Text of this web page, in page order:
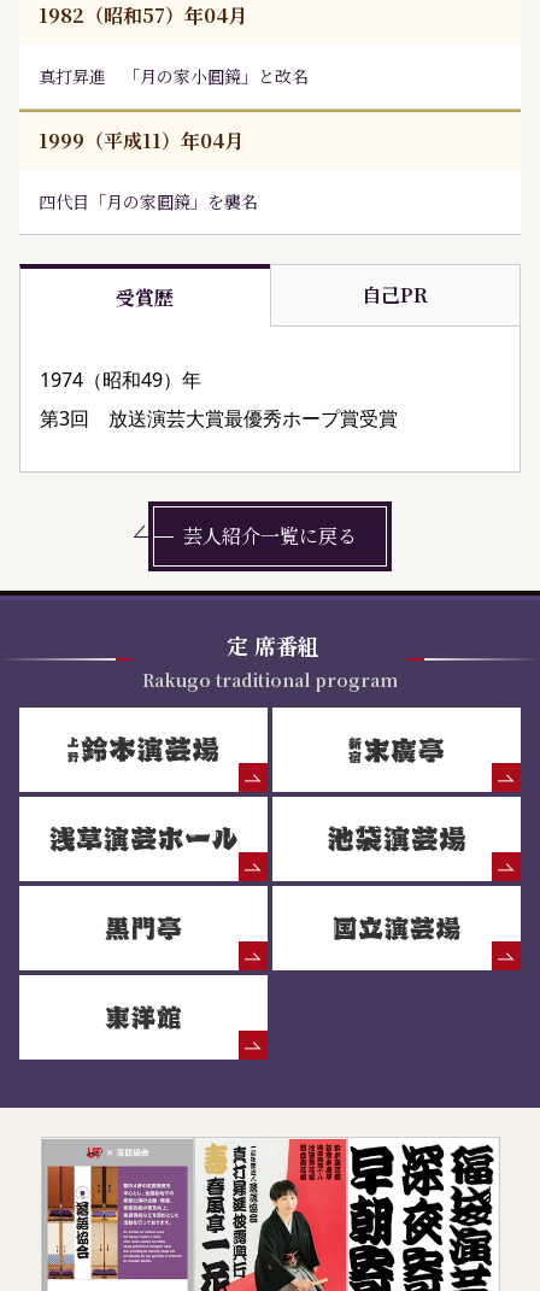
1982（昭和57）年04月
真打昇進 「月の家小圓鏡」と改名
1999（平成11）年04月
四代目「月の家圓鏡」を襲名
受賞歴 自己PR
1974（昭和49）年
第3回 放送演芸大賞最優秀ホープ賞受賞
芸人紹介一覧に戻る
定 席番組
Rakugo traditional program